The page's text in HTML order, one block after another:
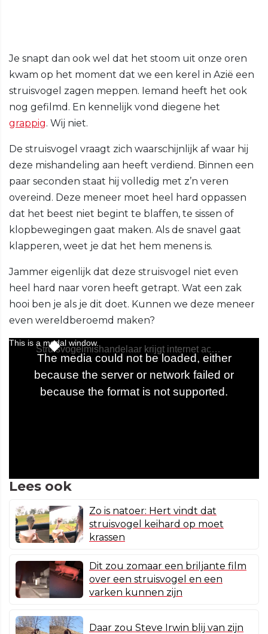
Je snapt dan ook wel dat het stoom uit onze oren
kwam op het moment dat we een kerel in Azië een
struisvogel zagen meppen. Iemand heeft het ook
nog gefilmd. En kennelijk vond diegene het
grappig. Wij niet.
De struisvogel vraagt zich waarschijnlijk af waar hij
deze mishandeling aan heeft verdiend. Binnen een
paar seconden staat hij volledig met z’n veren
overeind. Deze meneer moet heel hard oppassen
dat het beest niet begint te blaffen, te sissen of
klopbewegingen gaat maken. Als de snavel gaat
klapperen, weet je dat het hem menens is.
Jammer eigenlijk dat deze struisvogel niet even
heel hard naar voren heeft getrapt. Wat een zak
hooi ben je als je dit doet. Kunnen we deze meneer
even wereldberoemd maken?
Lees ook
Zo is natoer: Hert vindt dat
struisvogel keihard op moet
krassen
Dit zou zomaar een briljante film
over een struisvogel en een
varken kunnen zijn
Daar zou Steve Irwin blij van zijn